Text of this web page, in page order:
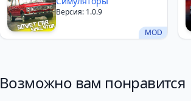
MOD
Версия: 1.0.9
Возможно вам понравится